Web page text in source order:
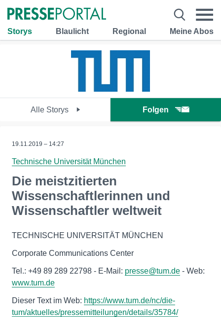
Storys Blaulicht Regional Meine Abos
Alle Storys Folgen
19.11.2019 – 14:27
Technische Universität München
Die meistzitierten
Wissenschaftlerinnen und
Wissenschaftler weltweit
TECHNISCHE UNIVERSITÄT MÜNCHEN
Corporate Communications Center
Tel.: +49 89 289 22798 - E-Mail: presse@tum.de - Web:
www.tum.de
Dieser Text im Web: https://www.tum.de/nc/die-
tum/aktuelles/pressemitteilungen/details/35784/